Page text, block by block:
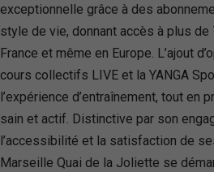
exceptionnelle grâce à des
style de vie, donnant accès à plus
France et même en Europe. L’ajout
cours collectifs LIVE et la YANGA
l’expérience d’entraînement, tout en
sain et actif. Distinctive par son
l’accessibilité et la satisfaction de
Marseille Quai de la Joliette se